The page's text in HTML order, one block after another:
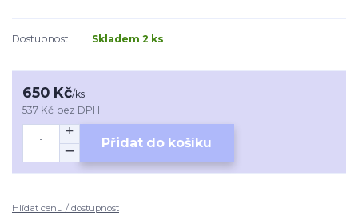
Dostupnost Skladem 2 ks
650 Kč/ks
537 Kč bez DPH
Přidat do košíku
Hlídat cenu / dostupnost